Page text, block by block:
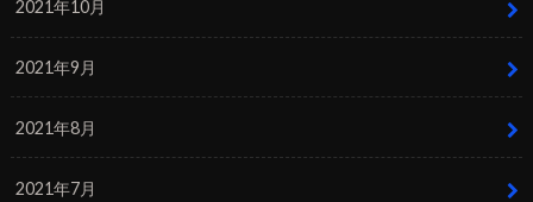
2021年10月
2021年9月
2021年8月
2021年7月